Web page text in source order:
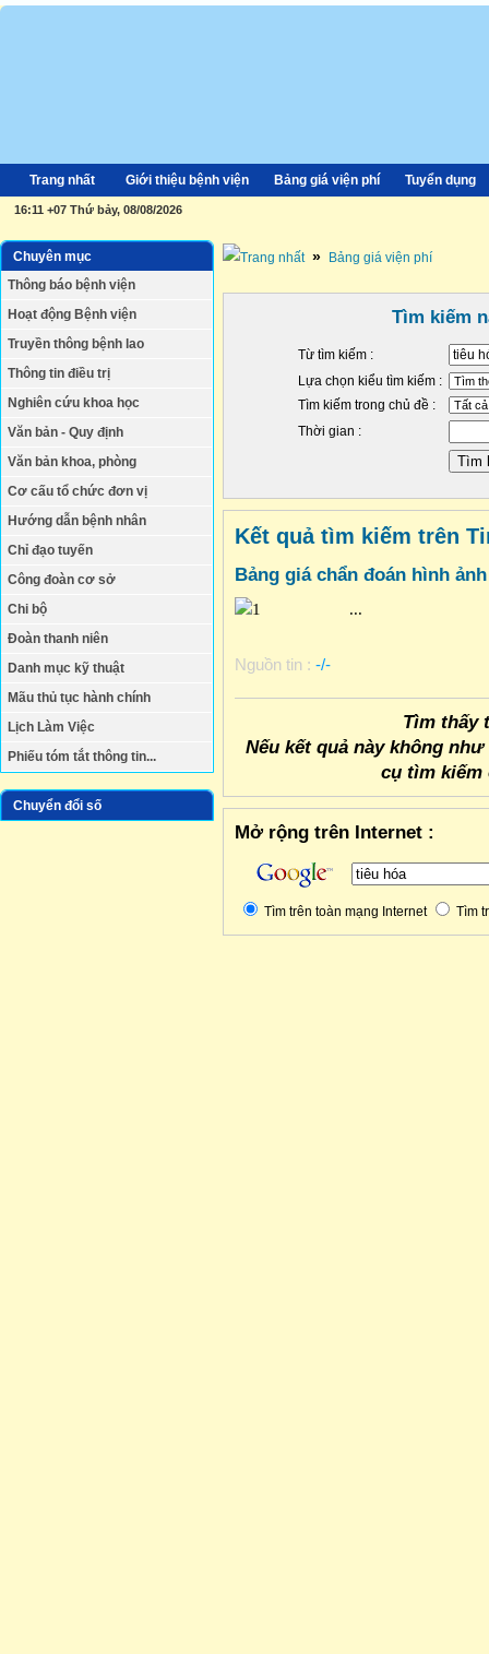
Trang nhất Giới thiệu bệnh viện Bảng giá viện phí Tuyển dụng
16:11 +07 Thứ bảy, 08/08/2026
Chuyên mục
Thông báo bệnh viện
Hoạt động Bệnh viện
Truyền thông bệnh lao
Thông tin điều trị
Nghiên cứu khoa học
Văn bản - Quy định
Văn bản khoa, phòng
Cơ cấu tổ chức đơn vị
Hướng dẫn bệnh nhân
Chỉ đạo tuyến
Công đoàn cơ sở
Chi bộ
Đoàn thanh niên
Danh mục kỹ thuật
Mãu thủ tục hành chính
Lịch Làm Việc
Phiếu tóm tắt thông tin...
Chuyển đổi số
» Bảng giá viện phí
Tìm kiếm
Từ tìm kiếm :
Lựa chọn kiểu tìm kiếm :
Tìm kiếm trong chủ đề :
Thời gian :
Kết quả tìm kiếm trên
Bảng giá chẩn đoán hình ảnh
...
Nguồn tin : -/-
Tìm thấy
Nếu kết quả này không
cụ tìm kiếm
Mở rộng trên Internet :
Tìm trên toàn mạng Internet Tìm